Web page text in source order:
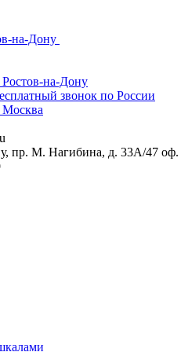
на-Дону
Ростов-на-Дону
звонок по России
Москва
пр. М. Нагибина, д. 33А/47 оф.